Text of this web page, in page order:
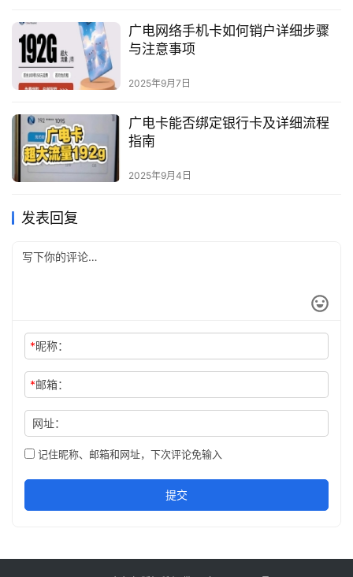
广电网络手机卡如何销户详细步骤
与注意事项
2025年9月7日
广电卡能否绑定银行卡及详细流程
指南
2025年9月4日
发表回复
*昵称：
*邮箱：
网址：
记住昵称、邮箱和网址，下次评论免输入
提交